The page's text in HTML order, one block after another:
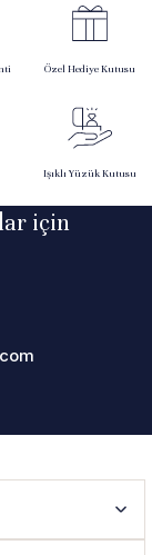
Özel Hediye Kutusu
Işıklı Yüzük Kutusu
için